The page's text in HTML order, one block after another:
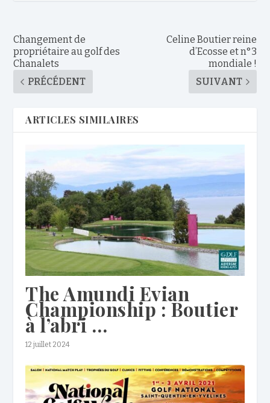
Changement de
propriétaire au golf des
Chanalets
PRÉCÉDENT
Celine Boutier reine
d’Ecosse et n°3
mondiale !
SUIVANT
ARTICLES SIMILAIRES
The Amundi Evian
Championship : Boutier
à l’abri …
12 juillet 2024